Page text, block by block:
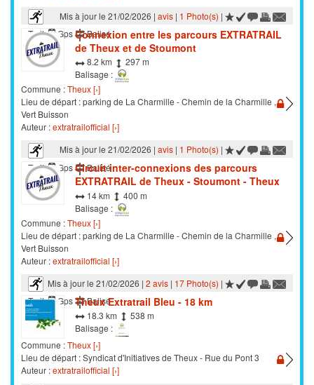
Mis à jour le 21/02/2026 | avis| 1 Photo(s) |
Trail
Gps Balisé
Connexion entre les parcours EXTRATRAIL
de Theux et de Stoumont
8.2 km
297 m
Balisage :
Commune :Theux [›]
Lieu de départ : parking de La Charmille - Chemin de la Charmille ,
Vert Buisson
Auteur :extratrailofficial [›]
Mis à jour le 21/02/2026 | avis| 1 Photo(s) |
Trail
Gps Balisé
Circuit inter-connexions des parcours
EXTRATRAIL de Theux - Stoumont - Theux
14 km
400 m
Balisage :
Commune :Theux [›]
Lieu de départ : parking de La Charmille - Chemin de la Charmille ,
Vert Buisson
Auteur :extratrailofficial [›]
Mis à jour le 21/02/2026 | 2 avis| 17 Photo(s) |
Trail
Gps Balisé
Theux Extratrail Bleu - 18 km
18.3 km
538 m
Balisage :
Commune :Theux [›]
Lieu de départ : Syndicat d'Initiatives de Theux - Rue du Pont 3
Auteur :extratrailofficial [›]